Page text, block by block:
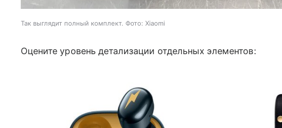
Так выглядит полный комплект. Фото: Xiaomi
Оцените уровень детализации отдельных элементов: